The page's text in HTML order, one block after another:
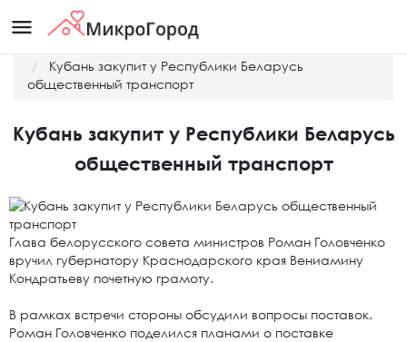
menu
Кубань закупит у Республики Беларусь
общественный транспорт
Кубань закупит у Республики Беларусь
общественный транспорт
Глава белорусского совета министров Роман Головченко
вручил губернатору Краснодарского края Вениамину
Кондратьеву почетную грамоту.
В рамках встречи стороны обсудили вопросы поставок.
Роман Головченко поделился планами о поставке